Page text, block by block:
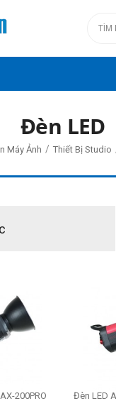
Đèn LED
Máy Ảnh / Thiết Bị Studio
200PRO Đèn LED